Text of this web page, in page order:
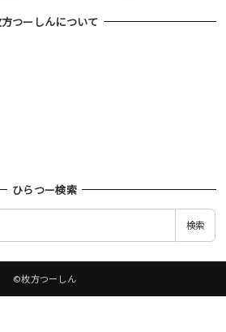
つーしんについて
ひらつー検索
検索
©枚方つーしん